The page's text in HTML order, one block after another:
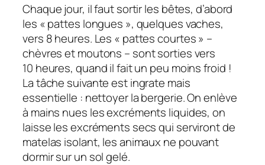
Chaque jour, il faut sortir les bêtes, d’abord
les « pattes longues », quelques vaches,
vers 8 heures. Les « pattes courtes » –
chèvres et moutons – sont sorties vers
10 heures, quand il fait un peu moins froid !
La tâche suivante est ingrate mais
essentielle : nettoyer la bergerie. On enlève
à mains nues les excréments liquides, on
laisse les excréments secs qui serviront de
matelas isolant, les animaux ne pouvant
dormir sur un sol gelé.